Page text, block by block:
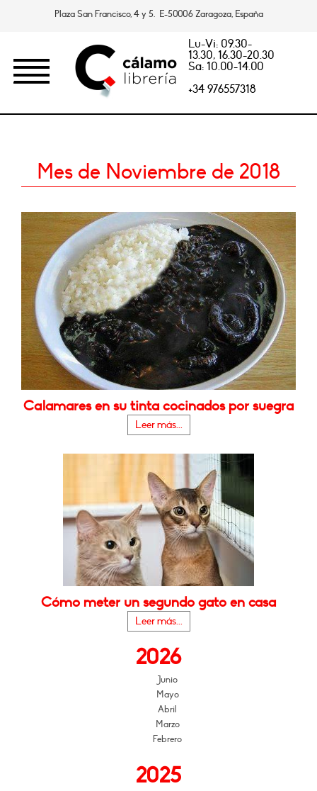
Plaza San Francisco, 4 y 5. E-50006 Zaragoza, España
Lu-Vi: 09.30-
13.30, 16.30-20.30
Sa: 10.00-14.00
+34 976557318
Mes de Noviembre de 2018
Calamares en su tinta cocinados por suegra
Leer más...
Cómo meter un segundo gato en casa
Leer más...
2026
Junio
Mayo
Abril
Marzo
Febrero
2025